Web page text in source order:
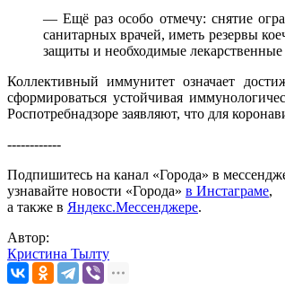
— Ещё раз особо отмечу: снятие
санитарных врачей, иметь резервы
защиты и необходимые
Коллективный иммунитет означает
сформироваться устойчивая
Роспотребнадзоре заявляют, что для
------------
Подпишитесь на канал «Города» в
узнавайте новости «Города» в Инстаграме,
а также в Яндекс.Мессенджере.
Автор:
Кристина Тылту